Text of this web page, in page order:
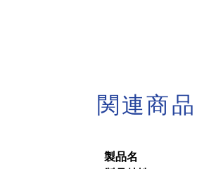
関連商品
製品名